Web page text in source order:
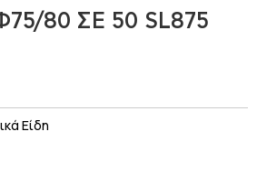
80 ΣΕ 50 SL875
Είδη